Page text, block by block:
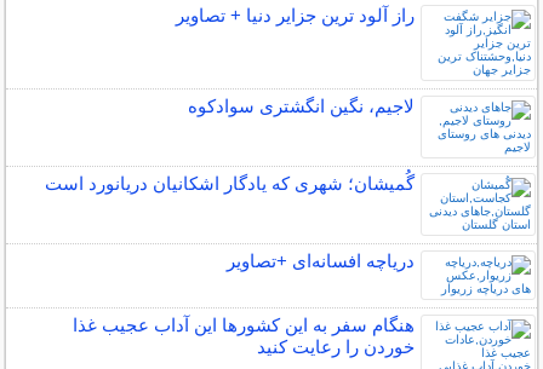
راز آلود ترین جزایر دنیا + تصاویر
لاجیم، نگین انگشتری سوادکوه
گُمیشان؛ شهری که یادگار اشکانیان دریانورد است
دریاچه افسانه‌ای +تصاویر
هنگام سفر به این کشورها این آداب عجیب غذا
خوردن را رعایت کنید